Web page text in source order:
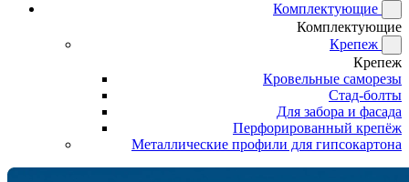
Комплектующие
Комплектующие
Крепеж
Крепеж
Кровельные саморезы
Стад-болты
Для забора и фасада
Перфорированный крепёж
Металлические профили для гипсокартона